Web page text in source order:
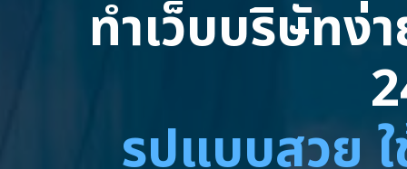
ทำเว็บบริษัทง่
รูปแบบสวย